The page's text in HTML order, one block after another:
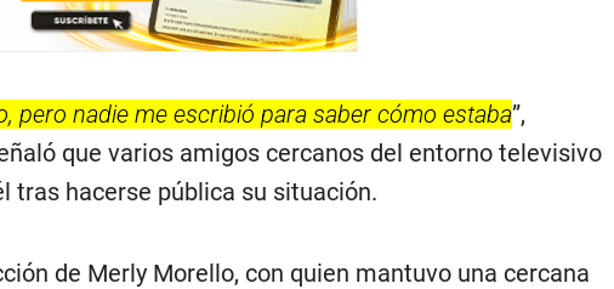
pero nadie me escribió para saber cómo estaba”,
que varios amigos cercanos del entorno televisivo
tras hacerse pública su situación.
de Merly Morello, con quien mantuvo una cercana